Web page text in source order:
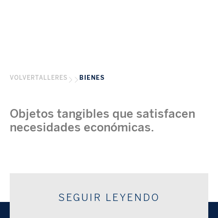
VOLVER TALLERES BIENES
Objetos tangibles que satisfacen
necesidades económicas.
SEGUIR LEYENDO